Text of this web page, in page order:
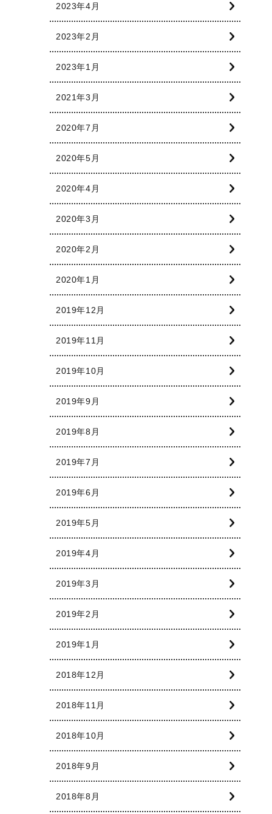
2023年4月
2023年2月
2023年1月
2021年3月
2020年7月
2020年5月
2020年4月
2020年3月
2020年2月
2020年1月
2019年12月
2019年11月
2019年10月
2019年9月
2019年8月
2019年7月
2019年6月
2019年5月
2019年4月
2019年3月
2019年2月
2019年1月
2018年12月
2018年11月
2018年10月
2018年9月
2018年8月